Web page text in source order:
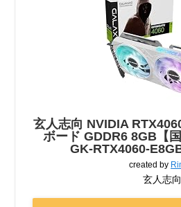
玄人志向 NVIDIA
ボード GDDR6 8GB【
GK-RTX4060-
created by
玄人志向